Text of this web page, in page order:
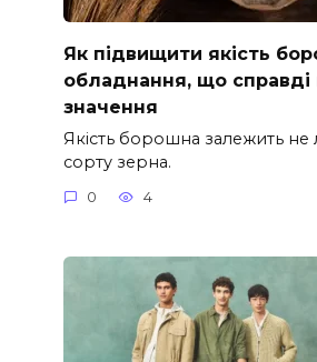
Як підвищити якість
обладнання, що справді
значення
Якість борошна залежить не
сорту зерна.
0 4